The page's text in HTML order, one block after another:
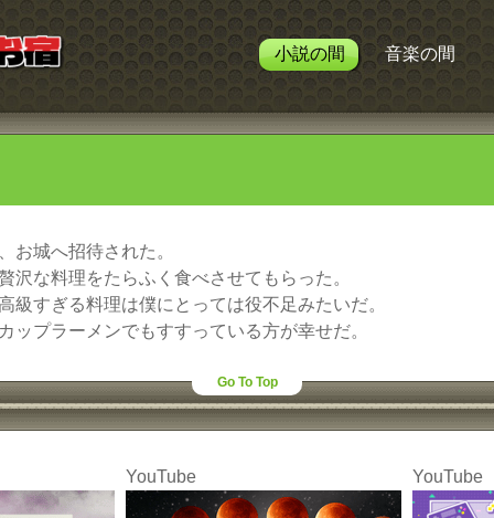
小説の間 音楽の間
お城へ招待された。
沢な料理をたらふく食べさせてもらった。
級すぎる料理は僕にとっては役不足みたいだ。
ップラーメンでもすすっている方が幸せだ。
Go To Top
YouTube YouTube